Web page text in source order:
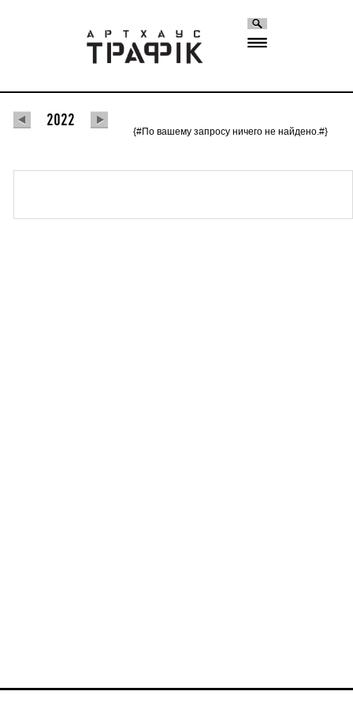
2022
{#По вашему запросу ничего не найдено.#}